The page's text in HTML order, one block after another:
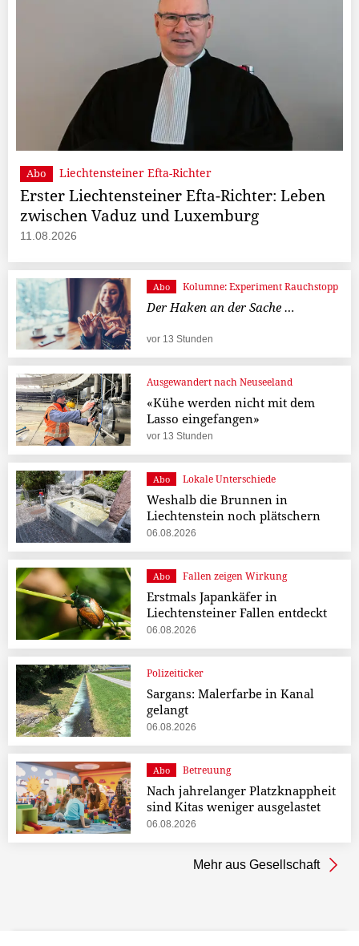
Abo Liechtensteiner Efta-Richter
Erster Liechtensteiner Efta-Richter: Leben
zwischen Vaduz und Luxemburg
11.08.2026
Abo Kolumne: Experiment Rauchstopp
Der Haken an der Sache …
vor 13 Stunden
Ausgewandert nach Neuseeland
«Kühe werden nicht mit dem
Lasso eingefangen»
vor 13 Stunden
Abo Lokale Unterschiede
Weshalb die Brunnen in
Liechtenstein noch plätschern
06.08.2026
Abo Fallen zeigen Wirkung
Erstmals Japankäfer in
Liechtensteiner Fallen entdeckt
06.08.2026
Polizeiticker
Sargans: Malerfarbe in Kanal
gelangt
06.08.2026
Abo Betreuung
Nach jahrelanger Platzknappheit
sind Kitas weniger ausgelastet
06.08.2026
Mehr aus Gesellschaft